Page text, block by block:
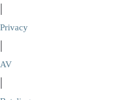
|
Privacy
|
AV
|